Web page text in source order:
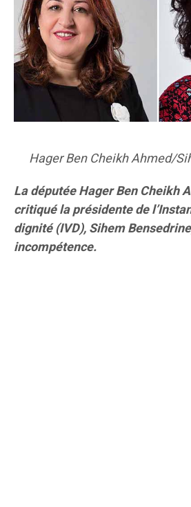
Hager Ben Cheikh Ahmed/
La députée Hager Ben Cheikh
critiqué la présidente de
dignité (IVD), Sihem
incompétence.